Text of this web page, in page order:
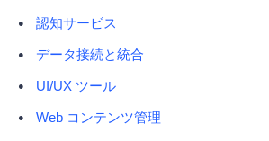
認知サービス
データ接続と統合
UI/UX ツール
Web コンテンツ管理